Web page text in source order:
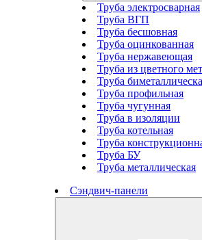
Труба электросварная
Труба ВГП
Труба бесшовная
Труба оцинкованная
Труба нержавеющая
Труба из цветного
Труба
Труба профильная
Труба чугунная
Труба в изоляции
Труба котельная
Труба
Труба БУ
Труба металлическая
Сэндвич-панели